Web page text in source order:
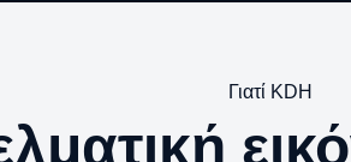
Γιατί KDH